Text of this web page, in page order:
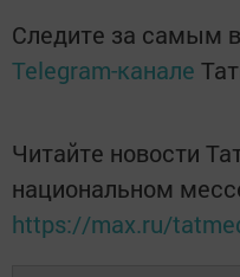
Следите за самым
Telegram-канале
Читайте новости
национальном
https://max.ru/